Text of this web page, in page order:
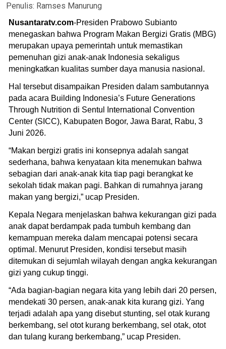
Penulis: Ramses Manurung
Nusantaratv.com-Presiden Prabowo Subianto
menegaskan bahwa Program Makan Bergizi Gratis (MBG)
merupakan upaya pemerintah untuk memastikan
pemenuhan gizi anak-anak Indonesia sekaligus
meningkatkan kualitas sumber daya manusia nasional.
Hal tersebut disampaikan Presiden dalam sambutannya
pada acara Building Indonesia’s Future Generations
Through Nutrition di Sentul International Convention
Center (SICC), Kabupaten Bogor, Jawa Barat, Rabu, 3
Juni 2026.
“Makan bergizi gratis ini konsepnya adalah sangat
sederhana, bahwa kenyataan kita menemukan bahwa
sebagian dari anak-anak kita tiap pagi berangkat ke
sekolah tidak makan pagi. Bahkan di rumahnya jarang
makan yang bergizi,” ucap Presiden.
Kepala Negara menjelaskan bahwa kekurangan gizi pada
anak dapat berdampak pada tumbuh kembang dan
kemampuan mereka dalam mencapai potensi secara
optimal. Menurut Presiden, kondisi tersebut masih
ditemukan di sejumlah wilayah dengan angka kekurangan
gizi yang cukup tinggi.
“Ada bagian-bagian negara kita yang lebih dari 20 persen,
mendekati 30 persen, anak-anak kita kurang gizi. Yang
terjadi adalah apa yang disebut stunting, sel otak kurang
berkembang, sel otot kurang berkembang, sel otak, otot
dan tulang kurang berkembang,” ucap Presiden.